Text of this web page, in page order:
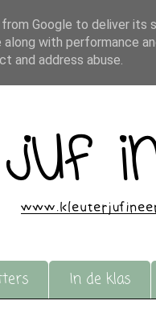
In de klas
Google to deliver its
along with performance
and address abuse.